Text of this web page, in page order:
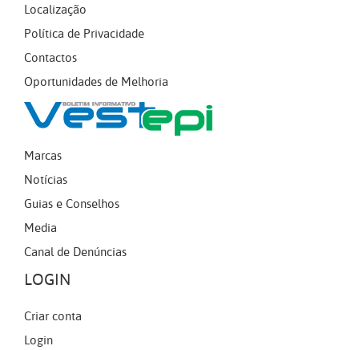
Localização
Política de Privacidade
Contactos
Oportunidades de Melhoria
Marcas
Notícias
Guias e Conselhos
Media
Canal de Denúncias
LOGIN
Criar conta
Login